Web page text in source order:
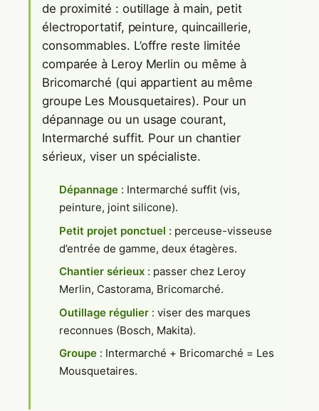
de proximité : outillage à main, petit
électroportatif, peinture, quincaillerie,
consommables. L’offre reste limitée
comparée à Leroy Merlin ou même à
Bricomarché (qui appartient au même
groupe Les Mousquetaires). Pour un
dépannage ou un usage courant,
Intermarché suffit. Pour un chantier
sérieux, viser un spécialiste.
Dépannage : Intermarché suffit (vis,
peinture, joint silicone).
Petit projet ponctuel : perceuse-visseuse
d’entrée de gamme, deux étagères.
Chantier sérieux : passer chez Leroy
Merlin, Castorama, Bricomarché.
Outillage régulier : viser des marques
reconnues (Bosch, Makita).
Groupe : Intermarché + Bricomarché = Les
Mousquetaires.